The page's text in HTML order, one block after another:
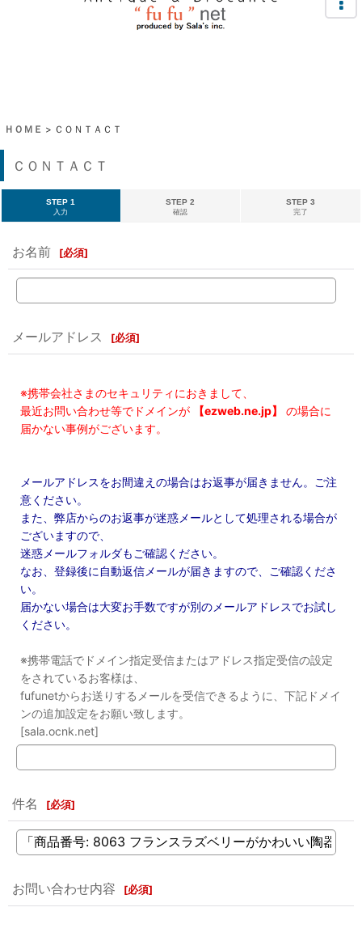
ＨＯＭＥ > ＣＯＮＴＡＣＴ
ＣＯＮＴＡＣＴ
STEP 1
入力
STEP 2
確認
STEP 3
完了
お名前 [必須]
メールアドレス [必須]
※携帯会社さまのセキュリティにおきまして、
最近お問い合わせ等でドメインが
【ezweb.ne.jp】
の場合に
届かない事例がございます。
メールアドレスをお間違えの場合はお返事が届きません。ご注
意ください。
また、弊店からのお返事が迷惑メールとして処理される場合が
ございますので、
迷惑メールフォルダもご確認ください。
なお、登録後に自動返信メールが届きますので、ご確認くださ
い。
届かない場合は大変お手数ですが別のメールアドレスでお試し
ください。
※携帯電話でドメイン指定受信またはアドレス指定受信の設定
をされているお客様は、
fufunetからお送りするメールを受信できるように、下記ドメイ
ンの追加設定をお願い致します。
[sala.ocnk.net]
件名 [必須]
お問い合わせ内容 [必須]